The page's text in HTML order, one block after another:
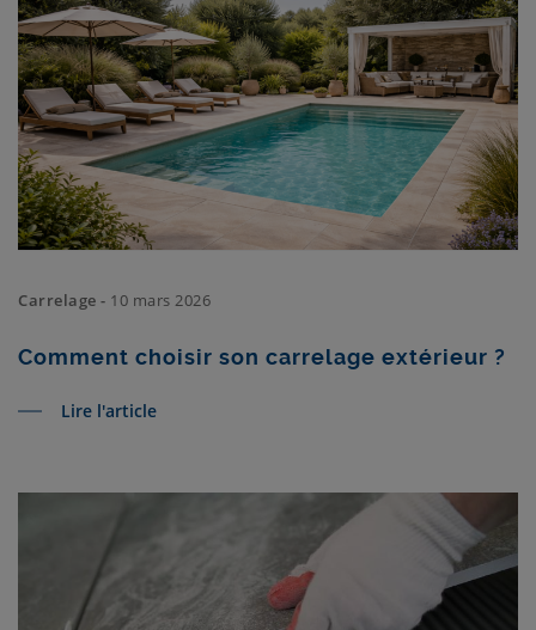
Carrelage - 10 mars 2026
Comment choisir son carrelage extérieur ?
Lire l'article